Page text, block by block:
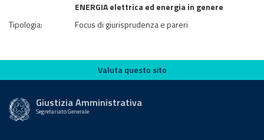
ENERGIA elettrica ed energia in genere
Tipologia:
Focus di giurisprudenza e pareri
Valuta questo sito
Valuta questo sito
Giustizia Amministrativa
Segretariato Generale